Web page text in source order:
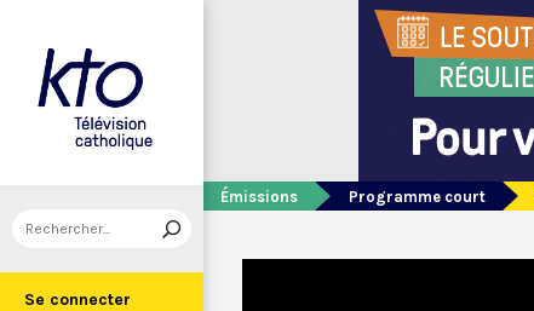
Se connecter
Émissions Programme court